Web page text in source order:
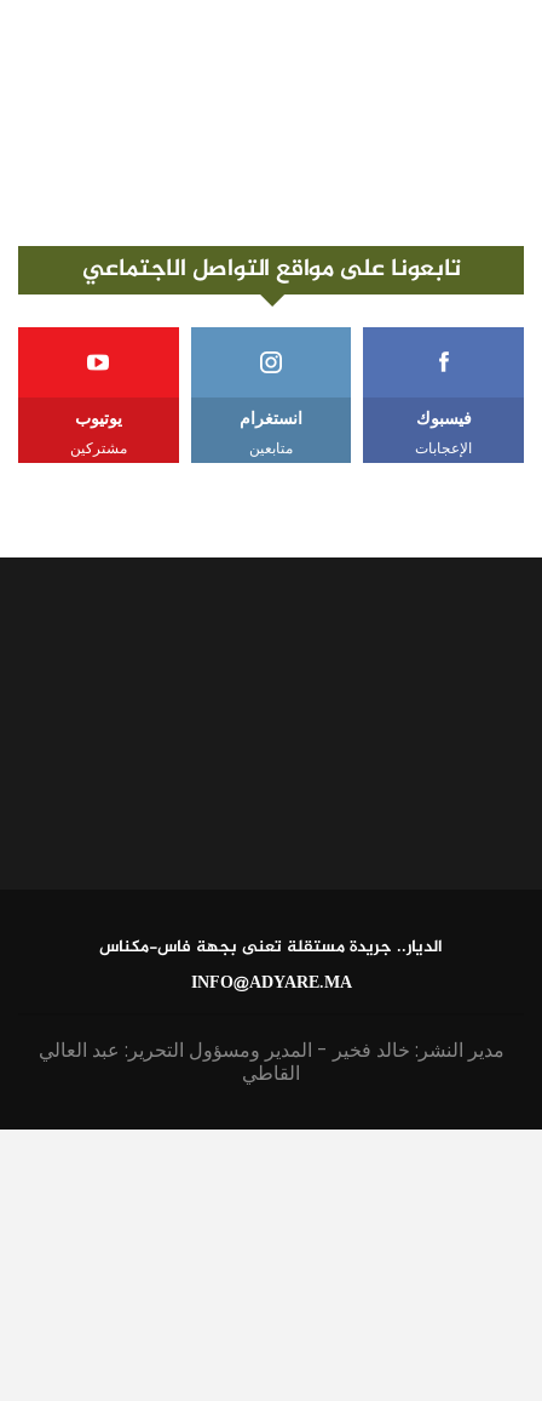
تابعونا على مواقع التواصل الاجتماعي
فيسبوك
الإعجابات
انستغرام
متابعين
يوتيوب
مشتركين
الديار.. جريدة مستقلة تعنى بجهة فاس-مكناس
INFO@ADYARE.MA
مدير النشر: خالد فخير - المدير ومسؤول التحرير: عبد العالي
القاطي